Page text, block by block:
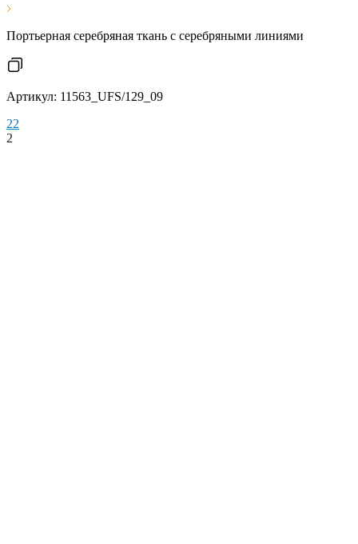
Портьерная серебряная ткань с серебряными линиями
Артикул: 11563_UFS/129_09
22
2